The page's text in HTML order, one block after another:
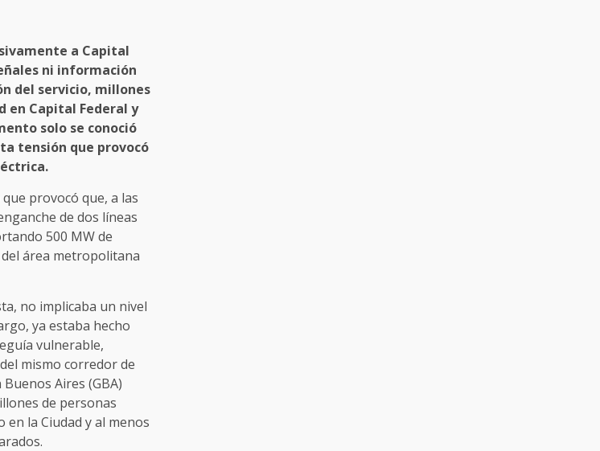
a Capital
ni información
del servicio, millones
en Capital Federal y
solo se conoció
tensión que provocó
provocó que, a las
de dos líneas
500 MW de
área metropolitana
no implicaba un nivel
ya estaba hecho
vulnerable,
mismo corredor de
Aires (GBA)
de personas
la Ciudad y al menos